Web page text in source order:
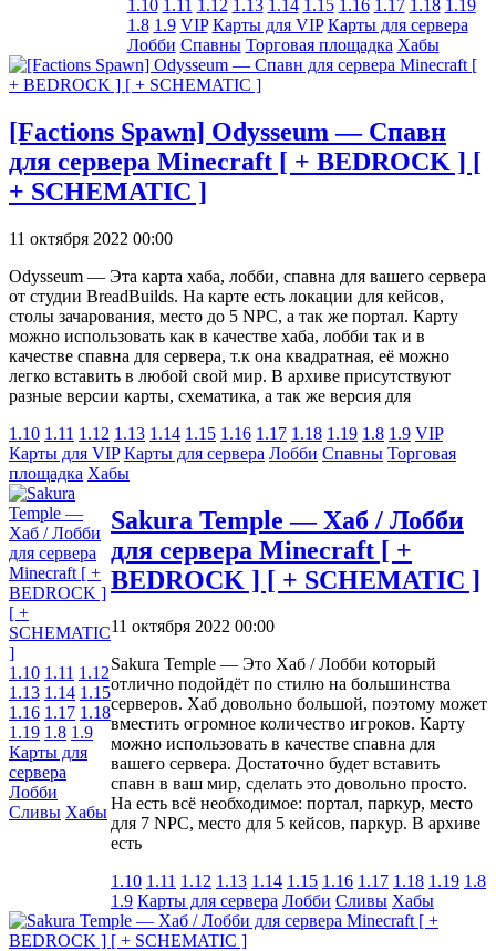
1.10 1.11 1.12 1.13 1.14 1.15 1.16 1.17 1.18 1.19
1.8 1.9 VIP Карты для VIP Карты для сервера
Лобби Спавны Торговая площадка Хабы
[Factions Spawn] Odysseum — Спавн
для сервера Minecraft [ + BEDROCK ] [
+ SCHEMATIC ]
11 октября 2022 00:00
Odysseum — Эта карта хаба, лобби, спавна для вашего сервера
от студии BreadBuilds. На карте есть локации для кейсов,
столы зачарования, место до 5 NPC, а так же портал. Карту
можно использовать как в качестве хаба, лобби так и в
качестве спавна для сервера, т.к она квадратная, её можно
легко вставить в любой свой мир. В архиве присутствуют
разные версии карты, схематика, а так же версия для
1.10 1.11 1.12 1.13 1.14 1.15 1.16 1.17 1.18 1.19 1.8 1.9 VIP
Карты для VIP Карты для сервера Лобби Спавны Торговая
площадка Хабы
1.10 1.11 1.12
1.13 1.14 1.15
1.16 1.17 1.18
1.19 1.8 1.9
Карты для
сервера
Лобби
Сливы Хабы
Sakura Temple — Хаб / Лобби
для сервера Minecraft [ +
BEDROCK ] [ + SCHEMATIC ]
11 октября 2022 00:00
Sakura Temple — Это Хаб / Лобби который
отлично подойдёт по стилю на большинства
серверов. Хаб довольно большой, поэтому может
вместить огромное количество игроков. Карту
можно использовать в качестве спавна для
вашего сервера. Достаточно будет вставить
спавн в ваш мир, сделать это довольно просто.
На есть всё необходимое: портал, паркур, место
для 7 NPC, место для 5 кейсов, паркур. В архиве
есть
1.10 1.11 1.12 1.13 1.14 1.15 1.16 1.17 1.18 1.19 1.8
1.9 Карты для сервера Лобби Сливы Хабы